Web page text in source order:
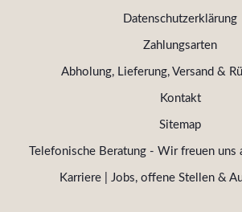
Datenschutzerklärung
Zahlungsarten
Abholung, Lieferung, Versand &
Kontakt
Sitemap
Telefonische Beratung - Wir freuen uns
Karriere | Jobs, offene Stellen &